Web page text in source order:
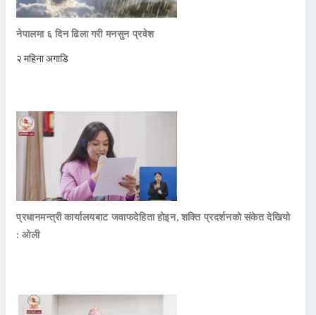
नेपालमा ६ दिन ढिला गरी मनसुन प्रवेश
२ महिना अगाडि
प्रधानमन्त्री कार्यालयबाट जवाफदेहिता होइन, शक्ति प्रदर्शनको संकेत देखियो
: ओली